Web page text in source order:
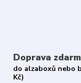
Doprava
do alzaboxů nebo
Kč)